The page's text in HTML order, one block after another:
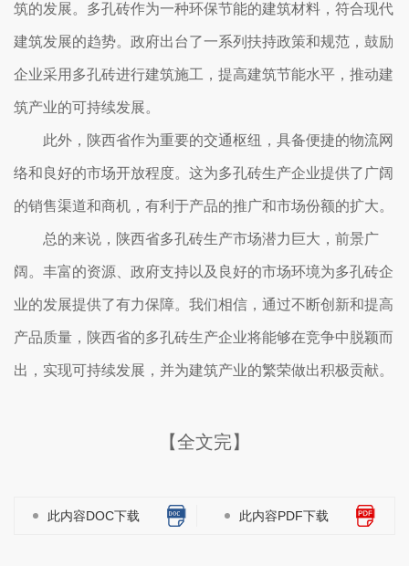
筑的发展。多孔砖作为一种环保节能的建筑材料，符合现代
建筑发展的趋势。政府出台了一系列扶持政策和规范，鼓励
企业采用多孔砖进行建筑施工，提高建筑节能水平，推动建
筑产业的可持续发展。
此外，陕西省作为重要的交通枢纽，具备便捷的物流网
络和良好的市场开放程度。这为多孔砖生产企业提供了广阔
的销售渠道和商机，有利于产品的推广和市场份额的扩大。
总的来说，陕西省多孔砖生产市场潜力巨大，前景广
阔。丰富的资源、政府支持以及良好的市场环境为多孔砖企
业的发展提供了有力保障。我们相信，通过不断创新和提高
产品质量，陕西省的多孔砖生产企业将能够在竞争中脱颖而
出，实现可持续发展，并为建筑产业的繁荣做出积极贡献。
【全文完】
此内容DOC下载 此内容PDF下载